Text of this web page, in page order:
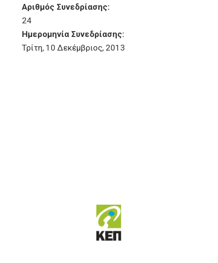
Αριθμός Συνεδρίασης:
24
Ημερομηνία Συνεδρίασης:
Τρίτη, 10 Δεκέμβριος, 2013